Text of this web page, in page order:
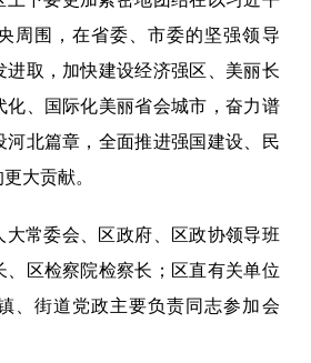
周围，在省委、市委的坚强领导
进取，加快建设经济强区、美丽长
化、国际化美丽省会城市，奋力谱
河北篇章，全面推进强国建设、民
大贡献。
大常委会、区政府、区政协领导班
、区检察院检察长；区直有关单位
、街道党政主要负责同志参加会